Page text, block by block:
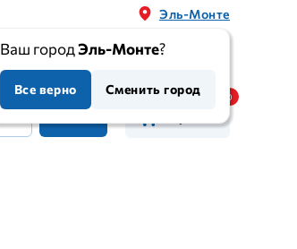
Эль-Монте
Ваш городЭль-Монте?
Все верно Сменить город